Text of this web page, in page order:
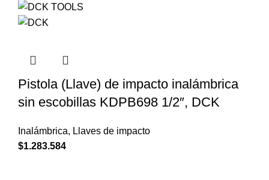
Pistola (Llave) de impacto inalámbrica
sin escobillas KDPB698 1/2″, DCK
Inalámbrica, Llaves de impacto
$1.283.584